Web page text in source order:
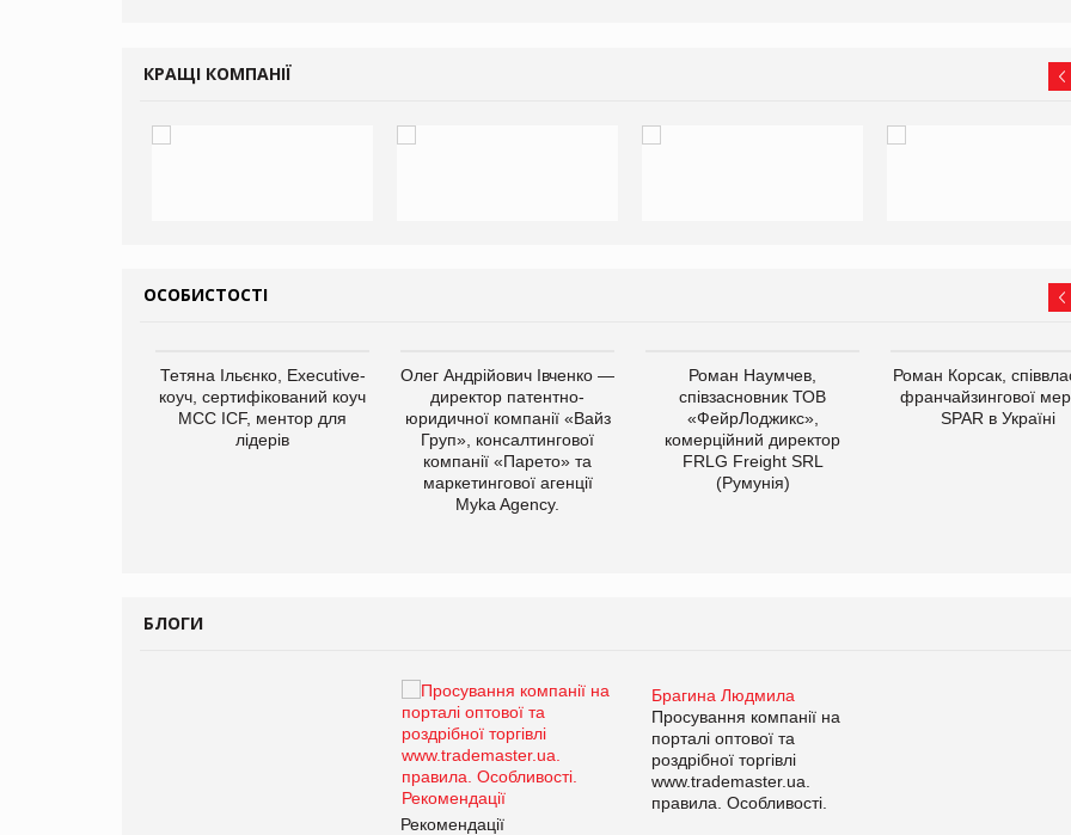
КРАЩІ КОМПАНІЇ
ОСОБИСТОСТІ
Тетяна Ільєнко, Executive-
коуч, сертифікований коуч
МСС ICF, ментор для
лідерів
Олег Андрійович Івченко —
директор патентно-
юридичної компанії «Вайз
Груп», консалтингової
компанії «Парето» та
маркетингової агенції
Myka Agency.
Роман Наумчев,
співзасновник ТОВ
«ФейрЛоджикс»,
комерційний директор
FRLG Freight SRL
(Румунія)
Роман Корсак,
франчайзингової
SPAR в Україні
БЛОГИ
Брагина Людмила
Просування компанії на
порталі оптової та
роздрібної торгівлі
www.trademaster.ua.
правила. Особливості.
Рекомендації